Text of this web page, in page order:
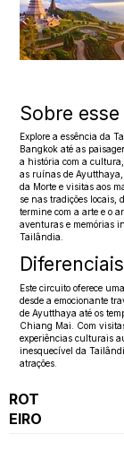
Sobre
Explore a essência da
Bangkok até as
a história com a cultura,
as ruínas de Ayutthaya,
da Morte e visitas aos
se nas tradições
termine com a arte e o
aventuras e memórias
Tailândia.
Diferenciais
Este circuito oferece
desde a emocionante
de Ayutthaya até os
Chiang Mai. Com
experiências culturais
inesquecível da
atrações.
ROT
EIRO